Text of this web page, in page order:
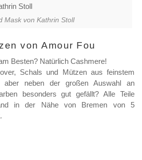
Mask von Kathrin Stoll
von Amour Fou
Besten? Natürlich Cashmere!
Schals und Mützen aus feinstem
aber neben der großen Auswahl an
besonders gut gefällt? Alle Teile
in der Nähe von Bremen von 5